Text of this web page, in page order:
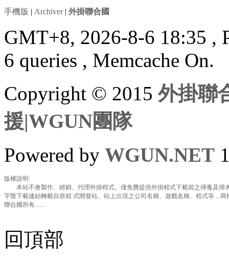
手機版 | Archiver| 外掛聯合國
GMT+8, 2026-8-6 18:35 ,
6 queries , Memcache On.
Copyright © 2015外掛聯
援|WGUN團隊
Powered by WGUN.NET
版權說明:
本站不會製作、經銷、代理外掛程式。僅免費提供外掛程式下載前之掃毒及掃
字暨下載連結轉載自原程 式開發站。站上出現之公司名稱、遊戲名稱、程式等，
聯合國所有.......
回頂部